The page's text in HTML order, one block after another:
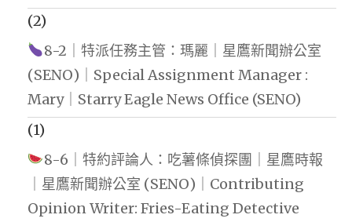
(2)
8-2｜特派任務主管：瑪麗｜星鷹新聞辦公室
(SENO)｜Special Assignment Manager :
Mary｜Starry Eagle News Office (SENO)
(1)
8-6｜特約評論人：吃薯條偵探團｜星鷹時報
｜星鷹新聞辦公室 (SENO)｜Contributing
Opinion Writer: Fries-Eating Detective